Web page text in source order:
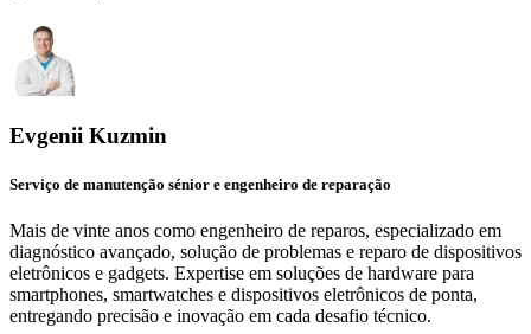
Evgenii Kuzmin
Serviço de manutenção sénior e engenheiro de reparação
Mais de vinte anos como engenheiro de reparos, especializado em
diagnóstico avançado, solução de problemas e reparo de dispositivos
eletrônicos e gadgets. Expertise em soluções de hardware para
smartphones, smartwatches e dispositivos eletrônicos de ponta,
entregando precisão e inovação em cada desafio técnico.